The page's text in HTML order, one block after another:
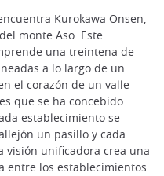
Kurokawa Onsen,
monte Aso. Este
una treintena de
a lo largo de un
el corazón de un valle
que se ha concebido
establecimiento se
un pasillo y cada
visión unificadora crea una
entre los establecimientos.